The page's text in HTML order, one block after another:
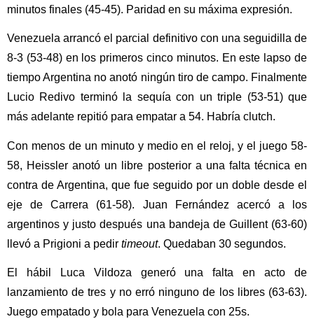
minutos finales (45-45). Paridad en su máxima expresión.
Venezuela arrancó el parcial definitivo con una seguidilla de
8-3 (53-48) en los primeros cinco minutos. En este lapso de
tiempo Argentina no anotó ningún tiro de campo. Finalmente
Lucio Redivo terminó la sequía con un triple (53-51) que
más adelante repitió para empatar a 54. Habría clutch.
Con menos de un minuto y medio en el reloj, y el juego 58-
58, Heissler anotó un libre posterior a una falta técnica en
contra de Argentina, que fue seguido por un doble desde el
eje de Carrera (61-58). Juan Fernández acercó a los
argentinos y justo después una bandeja de Guillent (63-60)
llevó a Prigioni a pedir timeout. Quedaban 30 segundos.
El hábil Luca Vildoza generó una falta en acto de
lanzamiento de tres y no erró ninguno de los libres (63-63).
Juego empatado y bola para Venezuela con 25s.